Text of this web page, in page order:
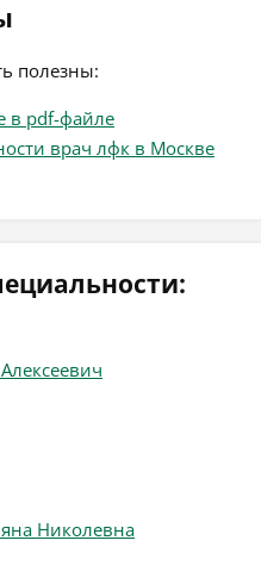
полезны:
в pdf-файле
врач лфк в Москве
Николевна